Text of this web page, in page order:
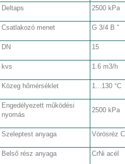
Deltaps 2500 kPa
Csatlakozó menet G 3/4 B "
DN 15
kvs 1.6 m3/h
Közeg hőmérséklet 1...130 °C
Engedélyezett működési
nyomás
2500 kPa
Szeleptest anyaga Vörösréz
Belső rész anyaga CrNi acél